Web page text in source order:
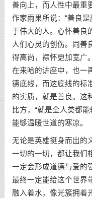
善向上，而人性中最重
作家雨果所说：“善良
于伟大的人。心怀善良
人们心灵的创伤。同善
得高尚，襟怀更加宽广
在来哈的讲座中，也一
德底线，而这底线的标
的实质，就是善良。这
比方，“就是全人类都
能够温暖世道的寒凉。
无论是英雄挺身而出的
一切的一切，都让我们
一定会形成道德与爱的
最终一定能给这个世界
融入着水，像光簇拥着